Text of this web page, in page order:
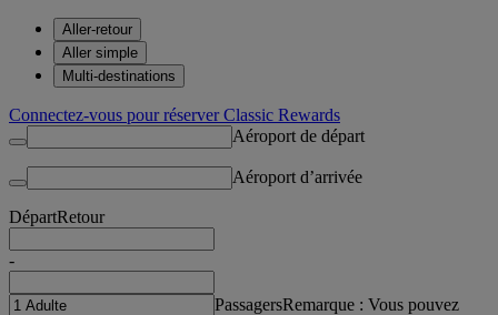
Aller-retour
Aller simple
Multi-destinations
Connectez-vous pour réserver Classic Rewards
Aéroport de départ
Aéroport d’arrivée
DépartRetour
-
PassagersRemarque : Vous pouvez